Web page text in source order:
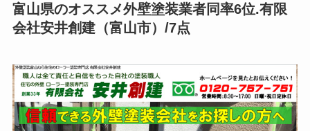
富山県のオススメ外壁塗装業者同率6位.有限
会社安井創建（富山市）/7点